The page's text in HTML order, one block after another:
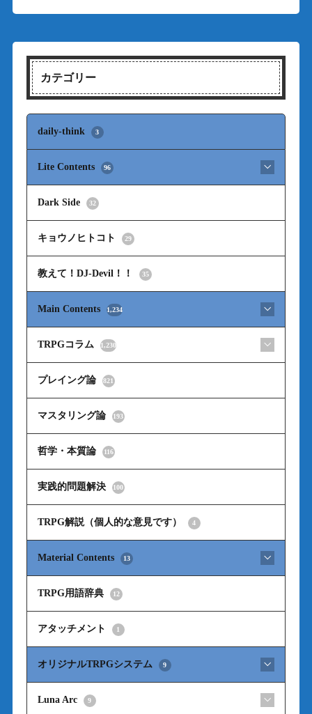
カテゴリー
daily-think 3
Lite Contents 96
Dark Side 32
キョウノヒトコト 29
教えて！DJ-Devil！！ 35
Main Contents 1,234
TRPGコラム 1,230
プレイング論 821
マスタリング論 193
哲学・本質論 116
実践的問題解決 100
TRPG解説（個人的な意見です） 4
Material Contents 13
TRPG用語辞典 12
アタッチメント 1
オリジナルTRPGシステム 9
Luna Arc 9